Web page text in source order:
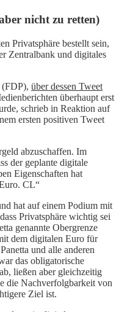
nicht zu retten)
Privatsphäre bestellt sein,
Zentralbank und digitales
über dessen Tweet
überhaupt erst
schrieb in Reaktion auf
ersten positiven Tweet
abzuschaffen. Im
der geplante digitale
Eigenschaften hat
CL“
hat auf einem Podium mit
Privatsphäre wichtig sei
genannte Obergrenze
dem digitalen Euro für
und alle anderen
das obligatorische
ließen aber gleichzeitig
die Nachverfolgbarkeit von
Ziel ist.